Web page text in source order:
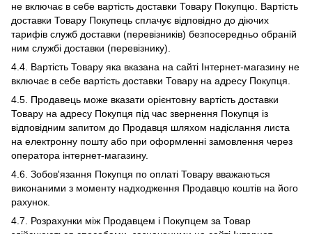
не включає в себе вартість доставки Товару Покупцю. Вартість
доставки Товару Покупець сплачує відповідно до діючих
тарифів служб доставки (перевізників) безпосередньо обраній
ним службі доставки (перевізнику).
4.4. Вартість Товару яка вказана на сайті Інтернет-магазину не
включає в себе вартість доставки Товару на адресу Покупця.
4.5. Продавець може вказати орієнтовну вартість доставки
Товару на адресу Покупця під час звернення Покупця із
відповідним запитом до Продавця шляхом надіслання листа
на електронну пошту або при оформленні замовлення через
оператора інтернет-магазину.
4.6. Зобов'язання Покупця по оплаті Товару вважаються
виконаними з моменту надходження Продавцю коштів на його
рахунок.
4.7. Розрахунки між Продавцем і Покупцем за Товар